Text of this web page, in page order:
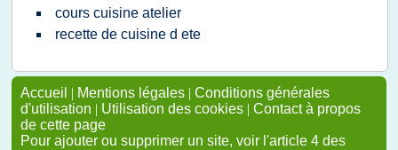
cours cuisine atelier
recette de cuisine d ete
Accueil | Mentions légales | Conditions générales
d'utilisation | Utilisation des cookies | Contact à propos
de cette page
Pour ajouter ou supprimer un site, voir l'article 4 des